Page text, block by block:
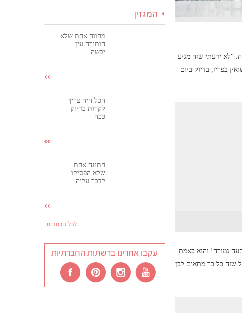
"לא ידעתי שזה מגיע
בפריז, בדיוק ביום
גמורה! והוא באמת
שזה כל כך מתאים לבן
המגזין
מחווה אחת שלא
הותירה עין
יבשה
הכל היה צריך
לקרות בדיוק
ככה
חתונה אחת
שלא הפסיקו
לדבר עליה
לכל הכתבות
עקבו אחרינו ברשתות החברתיות